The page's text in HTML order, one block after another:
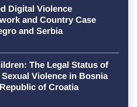
Digital Violence
and Country Case
and Serbia
The Legal Status of
Violence in Bosnia
of Croatia